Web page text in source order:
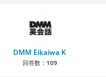
DMM Eikaiwa K
回答数： 109